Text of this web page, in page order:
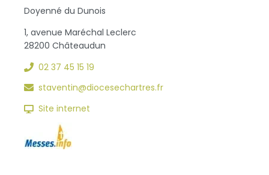
Doyenné du Dunois
1, avenue Maréchal Leclerc
28200 Châteaudun
02 37 45 15 19
staventin@diocesechartres.fr
Site internet